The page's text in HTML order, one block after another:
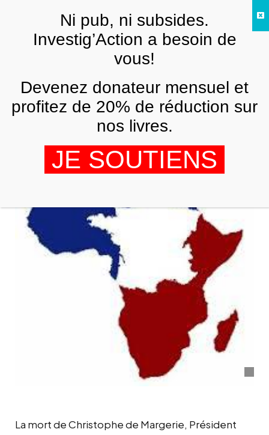
Total et de Margerie : du pétrole et du
gaz couleur de sang
5 NOVEMBRE 2014
La mort de Christophe de Margerie, Président
ANALYSES ET TÉMOIGNAGES
FRNi pub, ni subsides.
Investig’Action a besoin de
vous!
Devenez donateur mensuel et
profitez de 20% de réduction sur
nos livres.
JE SOUTIENS